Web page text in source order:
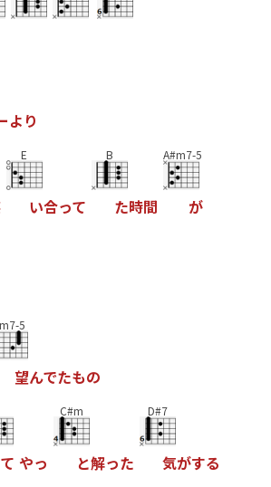
よ り
E
い合って
B
た時間
A#m7-5
が
5
望んでたもの
て やっ
C#m
と解った
D#7
気がする